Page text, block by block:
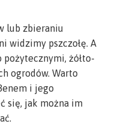
lub zbieraniu
widzimy pszczołę. A
żółto-
ogrodów. Warto
i jego
się, jak można im